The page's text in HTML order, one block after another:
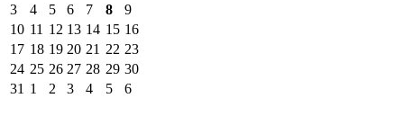
3
4 5 6 7 8
9
10 11 12 13 14 15 16
17 18 19 20 21 22 23
24 25 26 27 28 29 30
31 1 2 3 4 5 6